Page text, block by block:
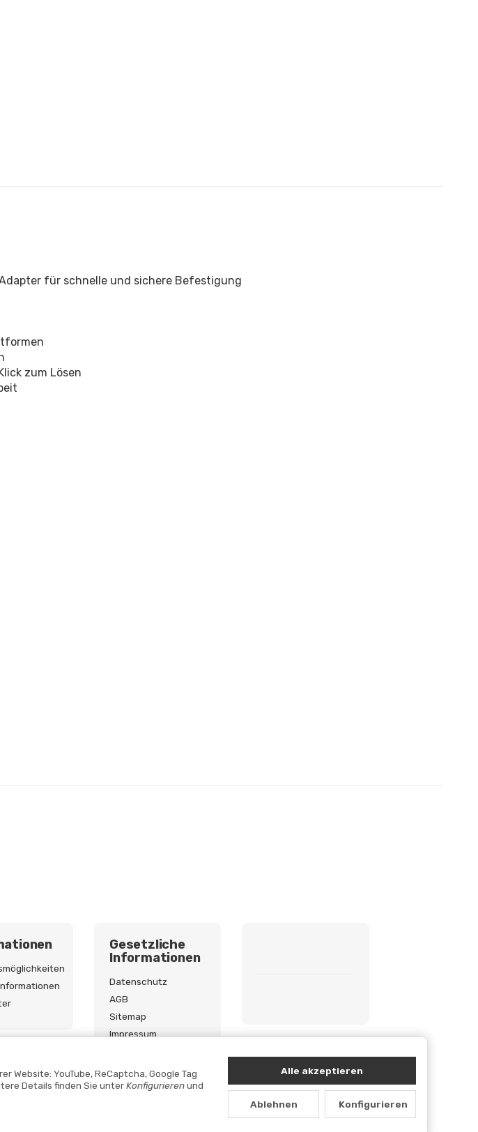
für schnelle und sichere Befestigung
zum Lösen
Gesetzliche
Informationen
Datenschutz
AGB
Sitemap
Impressum
Widerrufsrecht
Alle akzeptieren
Ablehnen Konfigurieren
Website: YouTube, ReCaptcha, Google Tag
Details finden Sie unterKonfigurierenund